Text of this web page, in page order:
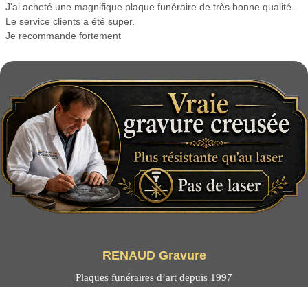
J'ai acheté une magnifique plaque funéraire de très bonne qualité.
Le service clients a été super.
Je recommande fortement
RENAUD Gravure
Plaques funéraires d’art depuis 1997